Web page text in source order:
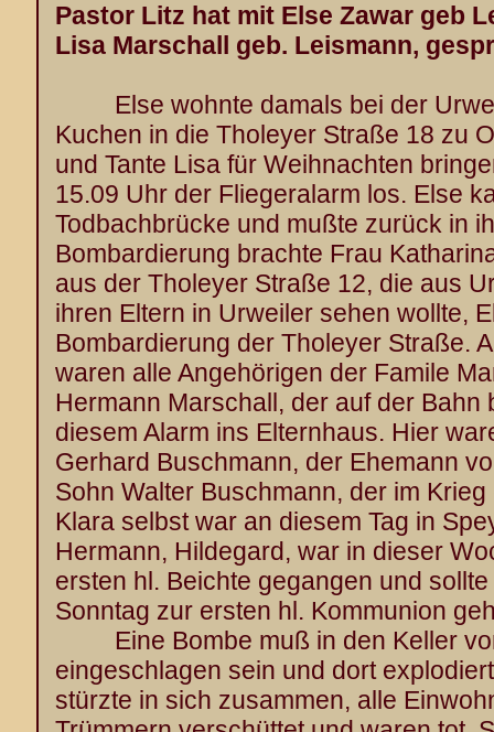
Pastor Litz hat mit Else Zawar geb
Lisa Marschall geb. Leismann,
Else wohnte damals bei der
Kuchen in die Tholeyer Straße 18 zu
und Tante Lisa für Weihnachten
15.09 Uhr der Fliegeralarm los. Else
Todbachbrücke und mußte zurück in
Bombardierung brachte Frau
aus der Tholeyer Straße 12, die aus
ihren Eltern in Urweiler sehen wollte,
Bombardierung der Tholeyer Straße.
waren alle Angehörigen der Famile
Hermann Marschall, der auf der Bahn
diesem Alarm ins Elternhaus. Hier
Gerhard Buschmann, der Ehemann
Sohn Walter Buschmann, der im
Klara selbst war an diesem Tag in
Hermann, Hildegard, war in dieser
ersten hl. Beichte gegangen und
Sonntag zur ersten hl. Kommunion
Eine Bombe muß in den Keller
eingeschlagen sein und dort
stürzte in sich zusammen, alle